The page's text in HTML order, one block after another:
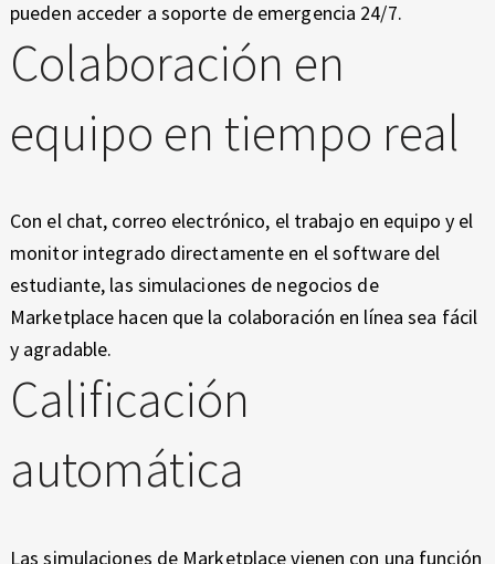
pueden acceder a soporte de emergencia 24/7.
Colaboración en
equipo en tiempo real
Con el chat, correo electrónico, el trabajo en equipo y el
monitor integrado directamente en el software del
estudiante, las simulaciones de negocios de
Marketplace hacen que la colaboración en línea sea fácil
y agradable.
Calificación
automática
Las simulaciones de Marketplace vienen con una función